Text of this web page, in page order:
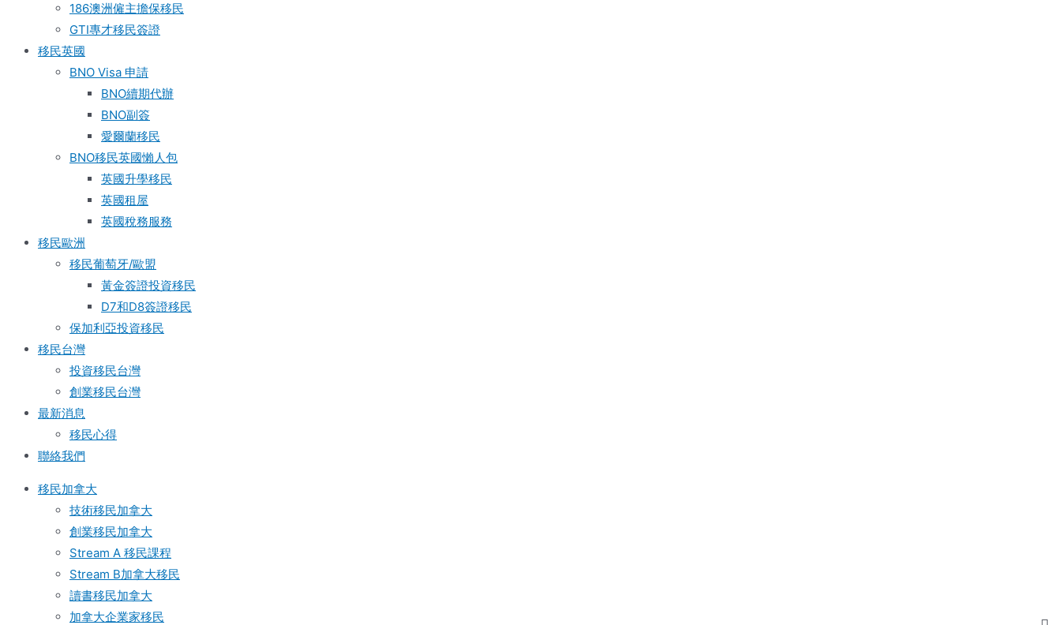
186澳洲僱主擔保移民
GTI專才移民簽證
移民英國
BNO Visa 申請
BNO續期代辦
BNO副簽
愛爾蘭移民
BNO移民英國懶人包
英國升學移民
英國租屋
英國稅務服務​
移民歐洲
移民葡萄牙/歐盟
黃金簽證投資移民
D7和D8簽證移民
保加利亞投資移民
移民台灣
投資移民台灣
創業移民台灣
最新消息
移民心得
聯絡我們
移民加拿大
技術移民加拿大
創業移民加拿大
Stream A 移民課程
Stream B加拿大移民
讀書移民加拿大
加拿大企業家移民